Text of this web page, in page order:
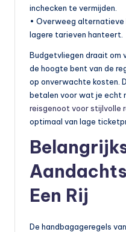
inchecken te vermijden.
• Overweeg alternatieve
lagere tarieven hanteert.
Budgetvliegen draait om
de hoogte bent van de
op onverwachte kosten.
betalen voor wat je echt
reisgenoot voor stijlvolle
optimaal van lage
Een Rij
De handbagageregels